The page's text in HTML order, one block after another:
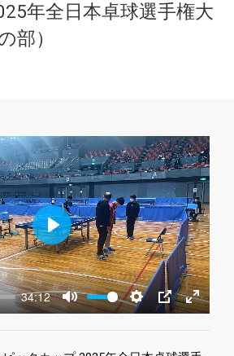
年全日本卓球選手権大
部）
34:12
Mute Settings
PIP Enter
Play